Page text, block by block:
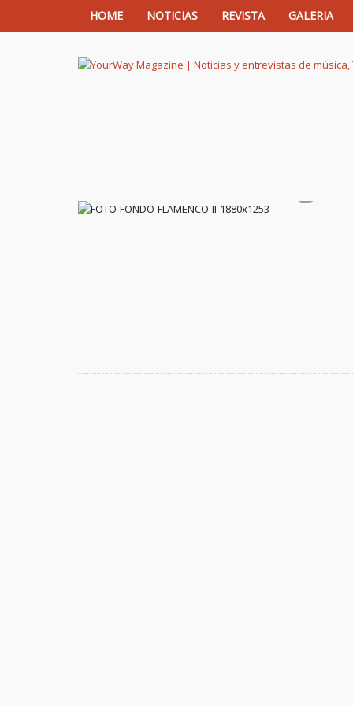
HOME NOTICIAS REVISTA GALERIA